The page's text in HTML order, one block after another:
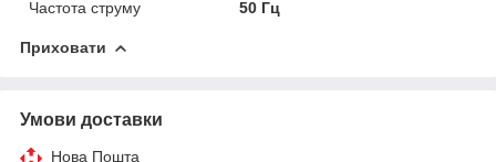
Частота струму 50 Гц
Приховати
Умови доставки
Нова Пошта